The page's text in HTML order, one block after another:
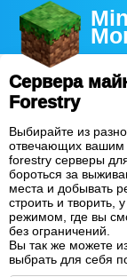
Сервера
Forestry
Выбирайте из
отвечающих
forestry серверы
бороться за
места и добывать
строить и творить,
режимом, где вы
без ограничений.
Вы так же можете
выбрать для себя